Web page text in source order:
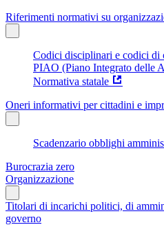
Riferimenti normativi su
Codici disciplinari e codici di
PIAO (Piano Integrato delle
Normativa statale
Oneri informativi per cittadini e
Scadenzario obblighi
Burocrazia zero
Organizzazione
Titolari di incarichi politici, di
governo